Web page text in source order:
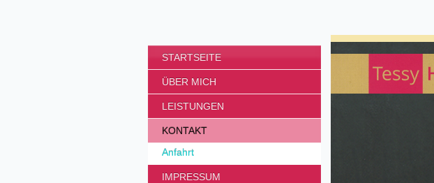
STARTSEITE
ÜBER MICH
LEISTUNGEN
KONTAKT
Anfahrt
IMPRESSUM